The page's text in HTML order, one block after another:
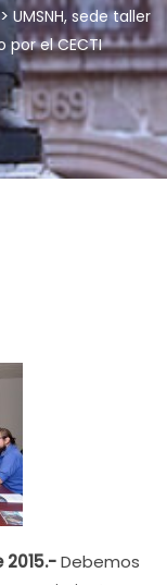
> UMSNH, sede taller
el CECTI
Debemos